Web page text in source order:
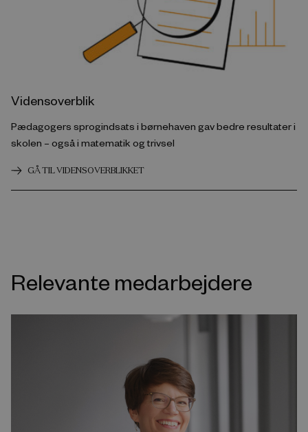
Vidensoverblik
Pædagogers sprogindsats i børnehaven gav bedre resultater i
skolen – også i matematik og trivsel
GÅ TIL VIDENSOVERBLIKKET
Relevante medarbejdere